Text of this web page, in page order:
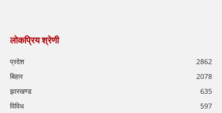
लोकप्रिय श्रेणी
प्रदेश
2862
बिहार
2078
झारखण्ड
635
विविध
597